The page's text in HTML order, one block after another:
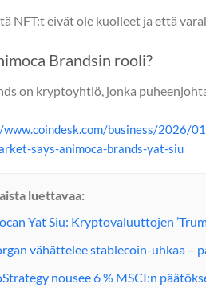
NFT:t eivät ole kuolleet ja että
Brandsin rooli?
on kryptoyhtiö, jonka
business/2026/
says-animoca-brands-yat-siu
luettavaa:
Yat Siu: Kryptovaluuttojen
vähättelee stablecoin-uhkaa –
nousee 6 % MSCI:n